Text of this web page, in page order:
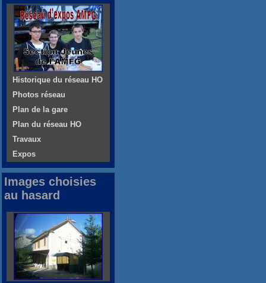
Historique du réseau HO
Photos réseau
Plan de la gare
Plan du réseau HO
Travaux
Expos
Images choisies
au hasard